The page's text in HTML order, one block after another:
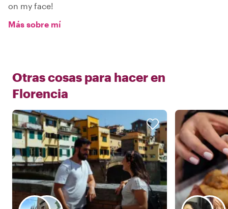
on my face!
Más sobre mí
Otras cosas para hacer en
Florencia